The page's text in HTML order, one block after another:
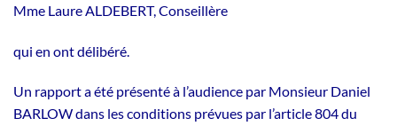
Mme Laure ALDEBERT, Conseillère
qui en ont délibéré.
Un rapport a été présenté à l’audience par Monsieur Daniel
BARLOW dans les conditions prévues par l’article 804 du